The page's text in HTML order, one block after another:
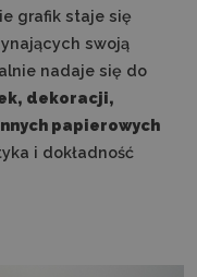
grafik staje się
swoją
nadaje się do
dekoracji,
papierowych
i dokładność